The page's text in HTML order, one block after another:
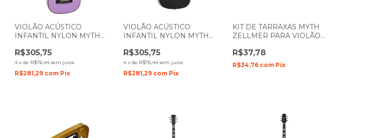
VIOLÃO ACÚSTICO
INFANTIL NYLON MYTH
PURPLE LILÁS 1285
R$305,75
4 x de R$76,44 sem juros
R$281,29 com Pix
VIOLÃO ACÚSTICO
INFANTIL NYLON MYTH
PRETO 1098
R$305,75
4 xde R$76,44 sem juros
R$281,29 com Pix
KIT DE TARRAXAS MYTH
ZELLMER PARA VIOLÃO
1227
R$37,78
R$34,76 com Pix